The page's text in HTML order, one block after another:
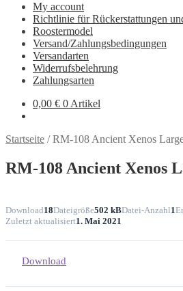
My account
Richtlinie für Rückerstattungen
Roostermodel
Versand/Zahlungsbedingungen
Versandarten
Widerrufsbelehrung
Zahlungsarten
0,00 € 0 Artikel
Startseite /RM-108 Ancient Xenos
RM-108 Ancient Xenos
Download18Dateigröße502 kBDatei-Anzahl1
Zuletzt aktualisiert1. Mai 2021
Download